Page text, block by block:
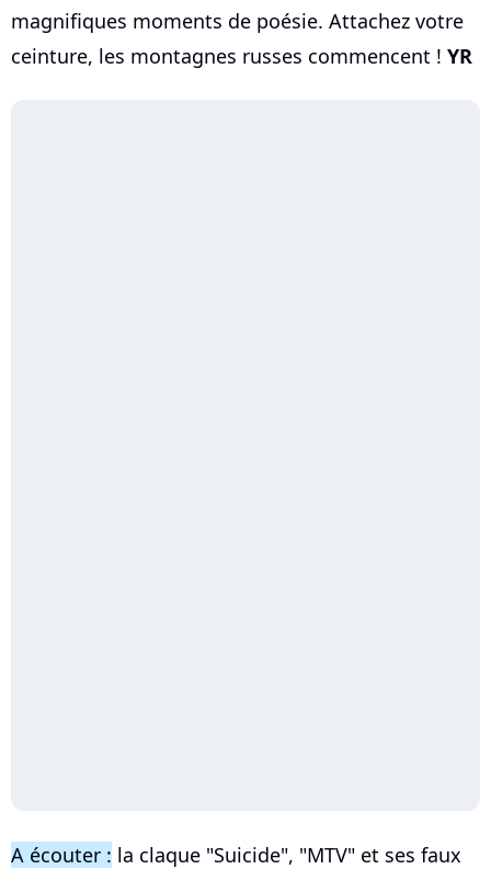
magnifiques moments de poésie. Attachez votre
ceinture, les montagnes russes commencent ! YR
A écouter : la claque "Suicide", "MTV" et ses faux